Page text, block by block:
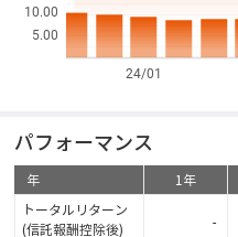
5.00
10.00
24/01
パフォーマンス
年 1年
トータルリターン
(信託報酬控除後)
-